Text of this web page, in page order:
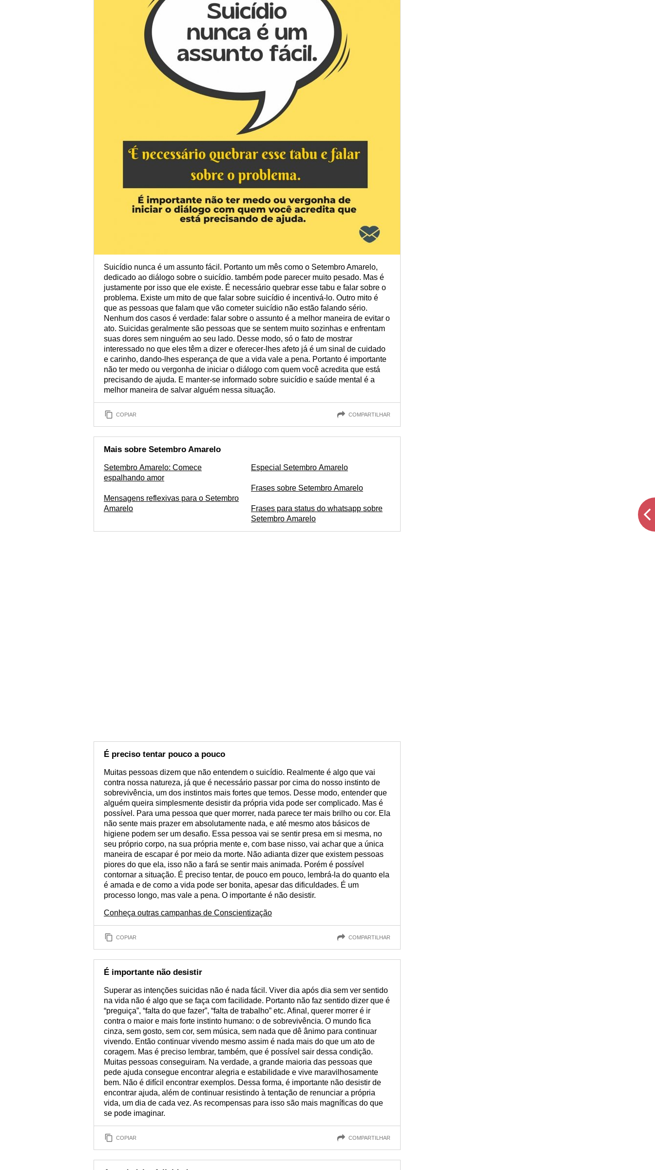
Suicídio nunca é um assunto fácil. Portanto um mês como o Setembro Amarelo,
dedicado ao diálogo sobre o suicídio. também pode parecer muito pesado. Mas é
justamente por isso que ele existe. É necessário quebrar esse tabu e falar sobre o
problema. Existe um mito de que falar sobre suicídio é incentivá-lo. Outro mito é
que as pessoas que falam que vão cometer suicídio não estão falando sério.
Nenhum dos casos é verdade: falar sobre o assunto é a melhor maneira de evitar o
ato. Suicidas geralmente são pessoas que se sentem muito sozinhas e enfrentam
suas dores sem ninguém ao seu lado. Desse modo, só o fato de mostrar
interessado no que eles têm a dizer e oferecer-lhes afeto já é um sinal de cuidado
e carinho, dando-lhes esperança de que a vida vale a pena. Portanto é importante
não ter medo ou vergonha de iniciar o diálogo com quem você acredita que está
precisando de ajuda. E manter-se informado sobre suicídio e saúde mental é a
melhor maneira de salvar alguém nessa situação.
COPIAR COMPARTILHAR
Mais sobre Setembro Amarelo
Setembro Amarelo: Comece
espalhando amor
Mensagens reflexivas para o Setembro
Amarelo
Especial Setembro Amarelo
Frases sobre Setembro Amarelo
Frases para status do whatsapp sobre
Setembro Amarelo
É preciso tentar pouco a pouco
Muitas pessoas dizem que não entendem o suicídio. Realmente é algo que vai
contra nossa natureza, já que é necessário passar por cima do nosso instinto de
sobrevivência, um dos instintos mais fortes que temos. Desse modo, entender que
alguém queira simplesmente desistir da própria vida pode ser complicado. Mas é
possível. Para uma pessoa que quer morrer, nada parece ter mais brilho ou cor. Ela
não sente mais prazer em absolutamente nada, e até mesmo atos básicos de
higiene podem ser um desafio. Essa pessoa vai se sentir presa em si mesma, no
seu próprio corpo, na sua própria mente e, com base nisso, vai achar que a única
maneira de escapar é por meio da morte. Não adianta dizer que existem pessoas
piores do que ela, isso não a fará se sentir mais animada. Porém é possível
contornar a situação. É preciso tentar, de pouco em pouco, lembrá-la do quanto ela
é amada e de como a vida pode ser bonita, apesar das dificuldades. É um
processo longo, mas vale a pena. O importante é não desistir.
Conheça outras campanhas de Conscientização
COPIAR COMPARTILHAR
É importante não desistir
Superar as intenções suicidas não é nada fácil. Viver dia após dia sem ver sentido
na vida não é algo que se faça com facilidade. Portanto não faz sentido dizer que é
“preguiça”, “falta do que fazer”, “falta de trabalho” etc. Afinal, querer morrer é ir
contra o maior e mais forte instinto humano: o de sobrevivência. O mundo fica
cinza, sem gosto, sem cor, sem música, sem nada que dê ânimo para continuar
vivendo. Então continuar vivendo mesmo assim é nada mais do que um ato de
coragem. Mas é preciso lembrar, também, que é possível sair dessa condição.
Muitas pessoas conseguiram. Na verdade, a grande maioria das pessoas que
pede ajuda consegue encontrar alegria e estabilidade e vive maravilhosamente
bem. Não é difícil encontrar exemplos. Dessa forma, é importante não desistir de
encontrar ajuda, além de continuar resistindo à tentação de renunciar a própria
vida, um dia de cada vez. As recompensas para isso são mais magníficas do que
se pode imaginar.
COPIAR COMPARTILHAR